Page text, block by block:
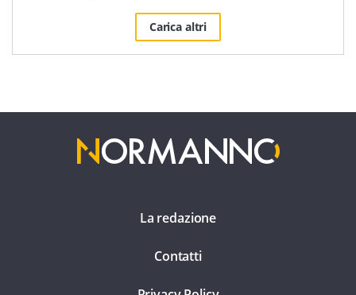
Carica altri
La redazione
Contatti